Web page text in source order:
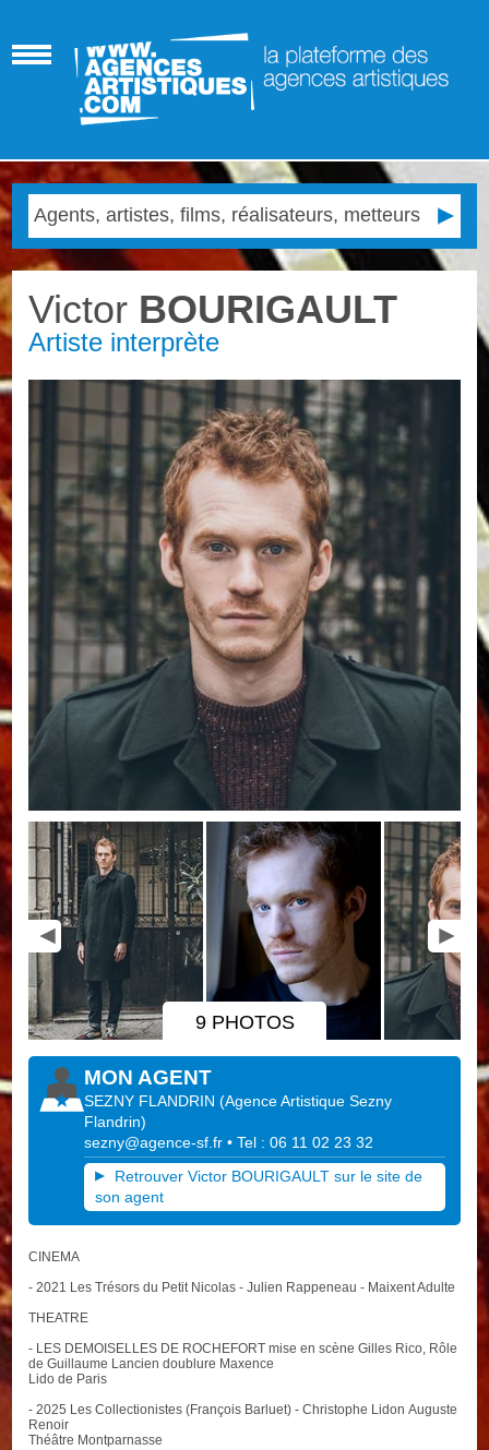
Victor BOURIGAULT
Artiste interprète
9 PHOTOS
MON AGENT
SEZNY FLANDRIN (Agence Artistique Sezny
Flandrin)
sezny@agence-sf.fr • Tel : 06 11 02 23 32
Retrouver Victor BOURIGAULT sur le site de
son agent
CINEMA
- 2021 Les Trésors du Petit Nicolas - Julien Rappeneau - Maixent Adulte
THEATRE
- LES DEMOISELLES DE ROCHEFORT mise en scène Gilles Rico, Rôle
de Guillaume Lancien doublure Maxence
Lido de Paris
- 2025 Les Collectionistes (François Barluet) - Christophe Lidon Auguste
Renoir
Théâtre Montparnasse